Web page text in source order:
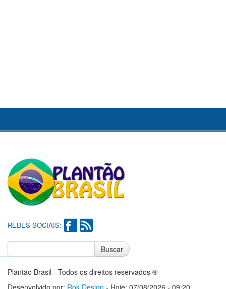
REDES SOCIAIS:
Buscar
Plantão Brasil - Todos os direitos reservados ®
Desenvolvido por: Rok Design - Hoje: 07/08/2026 - 09:20